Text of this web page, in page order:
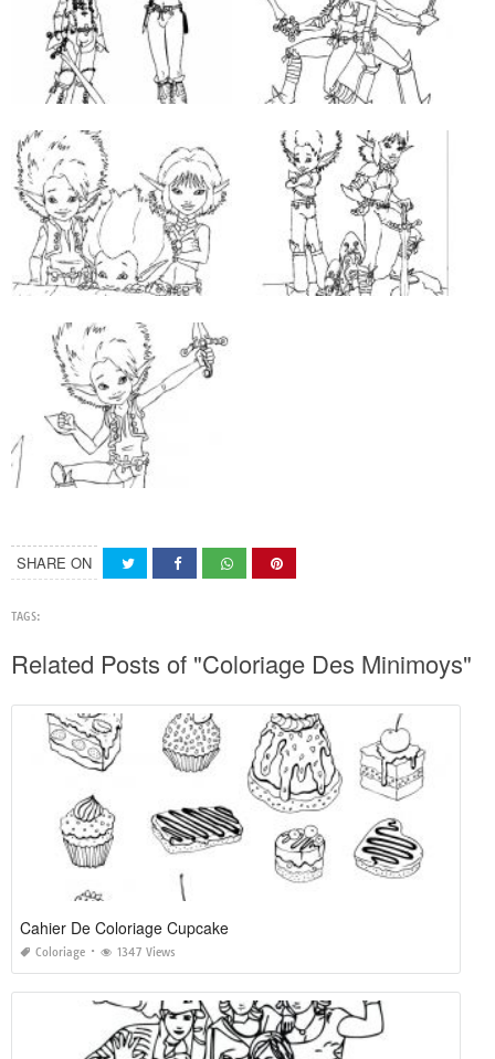
SHARE ON
TAGS:
Related Posts of "Coloriage Des Minimoys"
Cahier De Coloriage Cupcake
Coloriage 1347 Views